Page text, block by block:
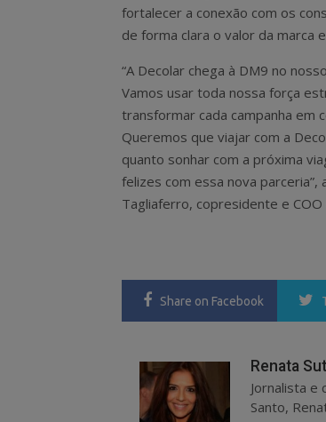
fortalecer a conexão com os
de forma clara o valor da marca
“A Decolar chega à DM9 no
Vamos usar toda nossa força
transformar cada campanha em
Queremos que viajar com a
quanto sonhar com a próxima
felizes com essa nova parceria”,
Tagliaferro, copresidente e COO
Share on Facebook
Renata
Jornalista
Santo,